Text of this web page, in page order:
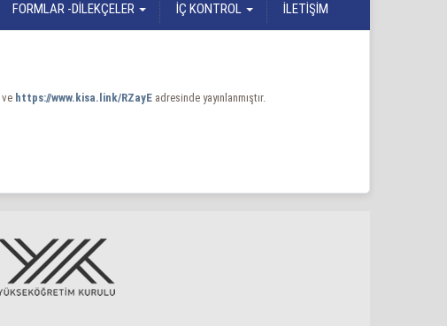
FORMLAR -DİLEKÇELER İÇ KONTROL İLETİŞİM
ve https://www.kisa.link/RZayE adresinde yayınlanmıştır.